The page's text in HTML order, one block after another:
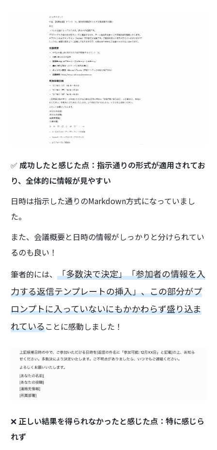
✅成功したと感じた点：指示通りの形式が適用されてお
り、全体的に情報が見やすい
日時は指示した通りのMarkdown方式になっていまし
た。
また、会議概要と日時の情報がしっかりと分けられてい
るのも良い！
筆者的には、「多数決で決定」「参加者の情報を入
力する返信テンプレートの挿入」、この部分がプ
ロンプトに入っていないにもかかわらず盛り込ま
れていることに感動しました！
❌ 正しい結果を得られなかったと感じた点：特に感じら
れず